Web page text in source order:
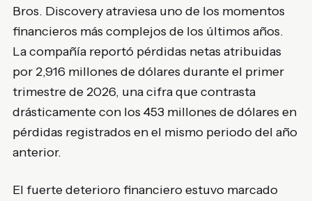
Bros. Discovery atraviesa uno de los momentos
financieros más complejos de los últimos años.
La compañía reportó pérdidas netas atribuidas
por 2,916 millones de dólares durante el primer
trimestre de 2026, una cifra que contrasta
drásticamente con los 453 millones de dólares en
pérdidas registrados en el mismo periodo del año
anterior.
El fuerte deterioro financiero estuvo marcado